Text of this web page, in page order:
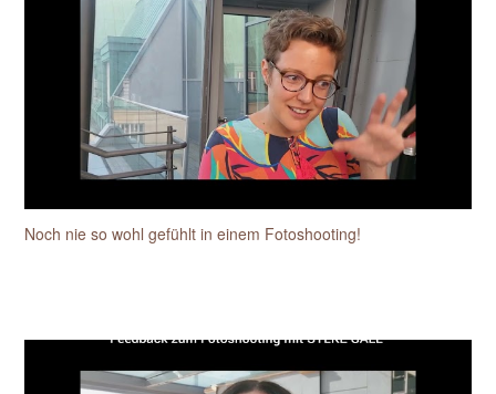
Noch nie so wohl gefühlt in einem Fotoshooting!